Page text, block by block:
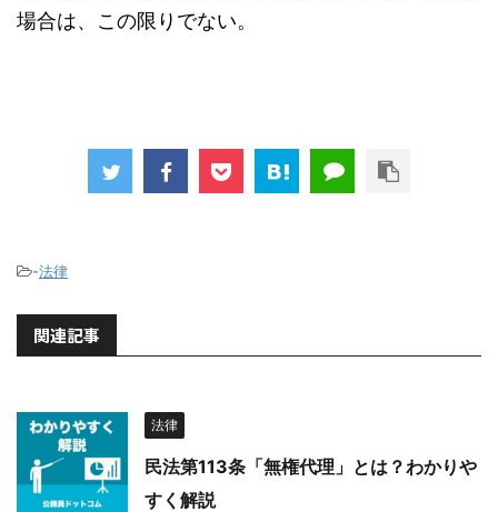
場合は、この限りでない。
-法律
関連記事
法律
民法第113条「無権代理」とは？わかりや
すく解説